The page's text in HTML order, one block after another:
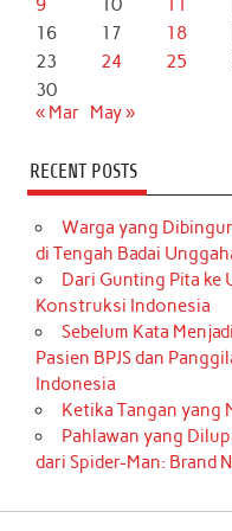
16
17 18
23
24 25
30
« Mar May »
RECENT POSTS
Warga yang
di Tengah Badai
Dari Gunting Pita ke
Konstruksi Indonesia
Sebelum Kata
Pasien BPJS dan
Indonesia
Ketika Tangan yang
Pahlawan yang
dari Spider-Man: Brand